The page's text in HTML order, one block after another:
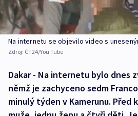
Na internetu se objevilo video s
Zdroj: ČT24/You Tube
Dakar - Na internetu bylo dnes
němž je zachyceno sedm
minulý týden v Kamerunu. Před